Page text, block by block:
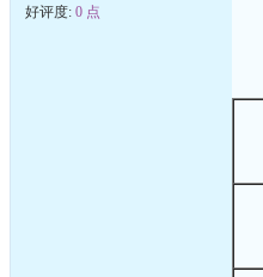
好评度: 0 点